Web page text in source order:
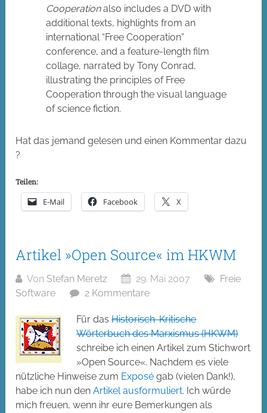
Cooperationalso includes a DVD with
additional texts, highlights from an
international “Free Cooperation”
conference, and a feature-length film
collage, narrated by Tony Conrad,
illustrating the principles of Free
Cooperation through the visual language
of science fiction.
Hat das jemand gelesen und einen Kommentar dazu
?
Teilen:
E-Mail Facebook X
Artikel »Open Source« im HKWM
Von Stefan Meretz 29. Mai 2007
Freie
Software
2 Kommentare
Für dasHistorisch-Kritische
Wörterbuch des Marxismus (HKWM)
schreibe ich einen Artikel zum Stichwort
»Open Source«. Nachdem es viele
nützliche Hinweise zum Exposé gab (vielen Dank!),
habe ich nun denArtikel ausformuliert. Ich würde
mich freuen, wenn ihr eure Bemerkungen als